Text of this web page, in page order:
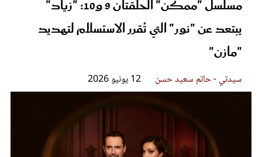
مسلسل "ممكن" الحلقتان 9 و10: "زياد"
يبتعد عن "نور" التي تُقرر الاستسلام لتهديد
"مازن"
سيدتي - حاتم سعيد حسن 12 يونيو 2026
مشاهير
جمال
سيدتي وطفلك
بلس+
مقالات الرأي